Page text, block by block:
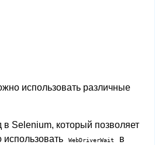
использовать различные
Selenium, который позволяет
WebDriverWait
в